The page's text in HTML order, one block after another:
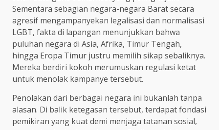
Sementara sebagian negara-negara Barat secara
agresif mengampanyekan legalisasi dan normalisasi
LGBT, fakta di lapangan menunjukkan bahwa
puluhan negara di Asia, Afrika, Timur Tengah,
hingga Eropa Timur justru memilih sikap sebaliknya.
Mereka berdiri kokoh merumuskan regulasi ketat
untuk menolak kampanye tersebut.
Penolakan dari berbagai negara ini bukanlah tanpa
alasan. Di balik ketegasan tersebut, terdapat fondasi
pemikiran yang kuat demi menjaga tatanan sosial,